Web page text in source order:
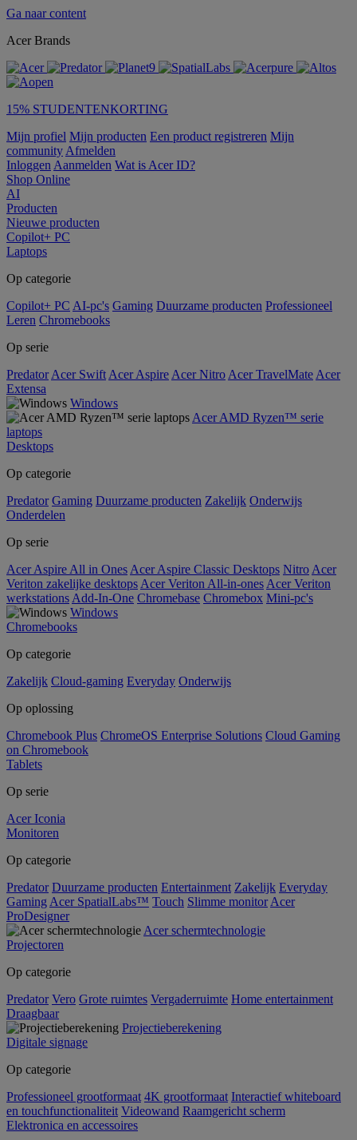
Ga naar content
Acer Brands
15% STUDENTENKORTING
Mijn profiel Mijn producten Een product registreren Mijn
community Afmelden
Inloggen Aanmelden Wat is Acer ID?
Shop Online
AI
Producten
Nieuwe producten
Copilot+ PC
Laptops
Op categorie
Copilot+ PC AI-pc's Gaming Duurzame producten Professioneel
Leren Chromebooks
Op serie
Predator Acer Swift Acer Aspire Acer Nitro Acer TravelMate Acer
Extensa
Windows
Acer AMD Ryzen™ serie
laptops
Desktops
Op categorie
Predator Gaming Duurzame producten Zakelijk Onderwijs
Onderdelen
Op serie
Acer Aspire All in Ones Acer Aspire Classic Desktops Nitro Acer
Veriton zakelijke desktops Acer Veriton All-in-ones Acer Veriton
werkstations Add-In-One Chromebase Chromebox Mini-pc's
Windows
Chromebooks
Op categorie
Zakelijk Cloud-gaming Everyday Onderwijs
Op oplossing
Chromebook Plus ChromeOS Enterprise Solutions Cloud Gaming
on Chromebook
Tablets
Op serie
Acer Iconia
Monitoren
Op categorie
Predator Duurzame producten Entertainment Zakelijk Everyday
Gaming Acer SpatialLabs™ Touch Slimme monitor Acer
ProDesigner
Acer schermtechnologie
Projectoren
Op categorie
Predator Vero Grote ruimtes Vergaderruimte Home entertainment
Draagbaar
Projectieberekening
Digitale signage
Op categorie
Professioneel grootformaat 4K grootformaat Interactief whiteboard
en touchfunctionaliteit Videowand Raamgericht scherm
Elektronica en accessoires